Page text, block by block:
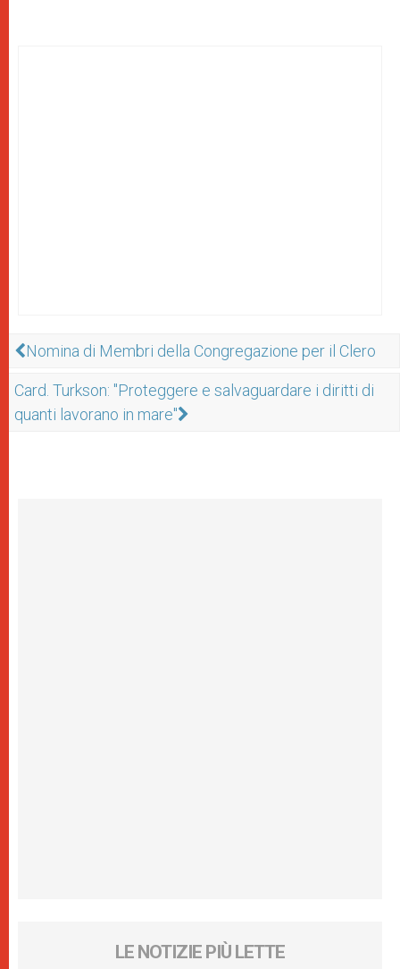
Nomina di Membri della Congregazione per il Clero
Card. Turkson: "Proteggere e salvaguardare i diritti di
quanti lavorano in mare"
LE NOTIZIE PIÙ LETTE